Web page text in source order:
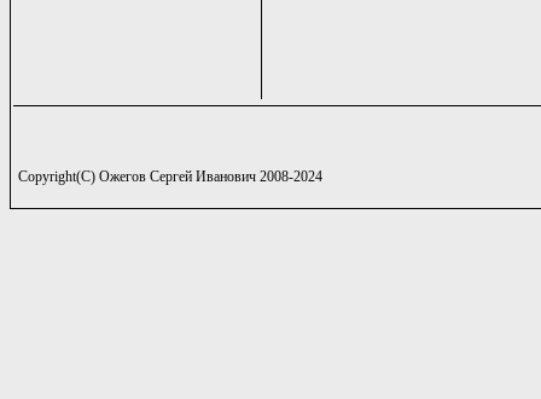
Copyright(C) Ожегов Сергей Иванович 2008-2024